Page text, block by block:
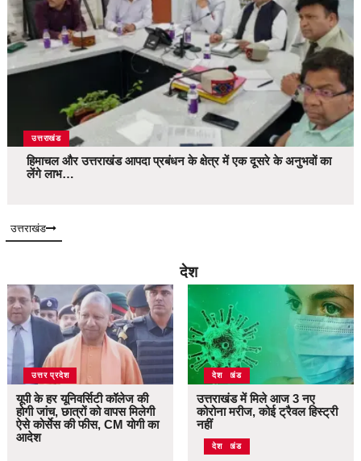
उत्तराखंड
हिमाचल और उत्तराखंड आपदा प्रबंधन के क्षेत्र में एक दूसरे के अनुभवों का
लेंगे लाभ…
उत्तराखंड
देश
उत्तर प्रदेश
यूपी के हर यूनिवर्सिटी कॉलेज की
होगी जांच, छात्रों को वापस मिलेगी
ऐसे कोर्सेस की फीस, CM योगी का
आदेश
उत्तराखंड
देश
उत्तराखंड में मिले आज 3 नए
कोरोना मरीज, कोई ट्रैवल हिस्ट्री
नहीं
उत्तराखंड
देश